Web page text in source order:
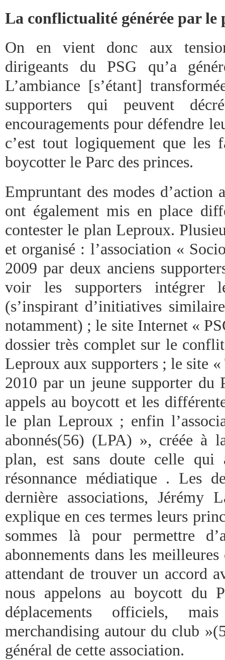
La conflictualité générée par le
On en vient donc aux
dirigeants du PSG qu’a
L’ambiance [s’étant]
supporters qui peuvent
encouragements pour défendre
c’est tout logiquement que les
boycotter le Parc des princes.
Empruntant des modes
ont également mis en place
contester le plan Leproux.
et organisé : l’association «
2009 par deux anciens
voir les supporters intégrer
(s’inspirant d’initiatives
notamment) ; le site Internet «
dossier très complet sur le
Leproux aux supporters ; le site «
2010 par un jeune supporter du
appels au boycott et les
le plan Leproux ; enfin
abonnés(56) (LPA) », créée à
plan, est sans doute celle
résonnance médiatique . Les
dernière associations, Jérémy
explique en ces termes leurs
sommes là pour permettre
abonnements dans les
attendant de trouver un accord
nous appelons au boycott du
déplacements officiels,
merchandising autour du club
général de cette association.